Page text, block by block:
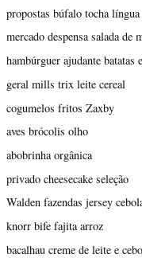
propostas búfalo tocha
mercado despensa salada de
hambúrguer ajudante batatas
geral mills trix leite cereal
cogumelos fritos Zaxby
aves brócolis olho
abobrinha orgânica
privado cheesecake seleção
Walden fazendas jersey
knorr bife fajita arroz
bacalhau creme de leite e